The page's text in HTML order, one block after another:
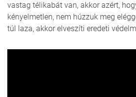
vastag télikabát van, akkor azért,
kényelmetlen, nem húzzuk meg
túl laza, akkor elveszíti eredeti